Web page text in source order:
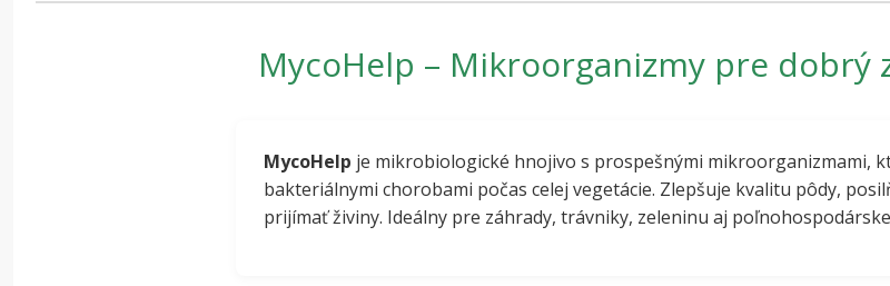
MycoHelp – Mikroorganizmy pre
MycoHelp je mikrobiologické hnojivo s prospešnými mikroorganizmami,
bakteriálnymi chorobami počas celej vegetácie. Zlepšuje kvalitu pôdy,
prijímať živiny. Ideálny pre záhrady, trávniky, zeleninu aj